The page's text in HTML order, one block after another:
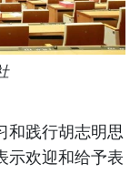
和践行胡志明思
示欢迎和给予表